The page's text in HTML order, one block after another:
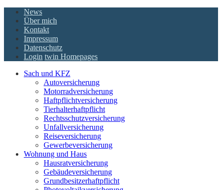
News
Über mich
Kontakt
Impressum
Datenschutz
Login twin Homepages
Sach und KFZ
Autoversicherung
Motorradversicherung
Haftpflichtversicherung
Tierhalterhaftpflicht
Rechtsschutzversicherung
Unfallversicherung
Reiseversicherung
Gewerbeversicherung
Wohnung und Haus
Hausratversicherung
Gebäudeversicherung
Grundbesitzerhaftpflicht